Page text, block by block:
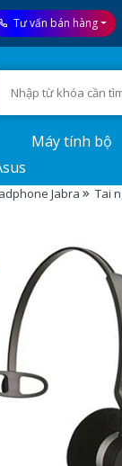
Tư vấn bán hàng
Máy tính bộ
Jabra Tai